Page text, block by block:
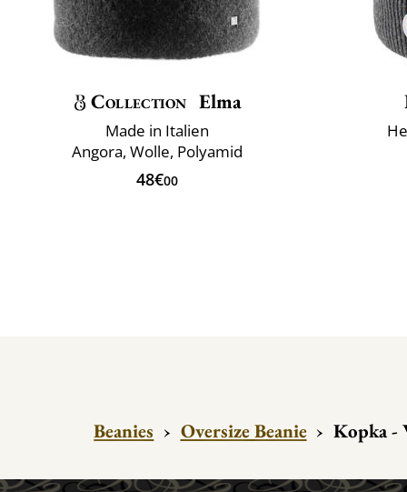
Collection Elma
Made in Italien
Angora, Wolle, Polyamid
48€00
Beanies › Oversize Beanie › Kopka -